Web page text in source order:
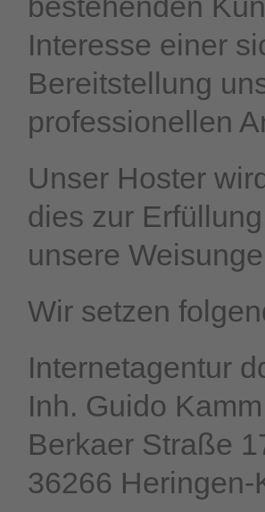
Interesse einer
Bereitstellung
professionellen
Unser Hoster
dies zur
unsere
Wir setzen
Internetagentur
Inh. Guido Kamm
Berkaer Straße
36266 Heringen-